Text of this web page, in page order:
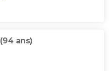
(94 ans)